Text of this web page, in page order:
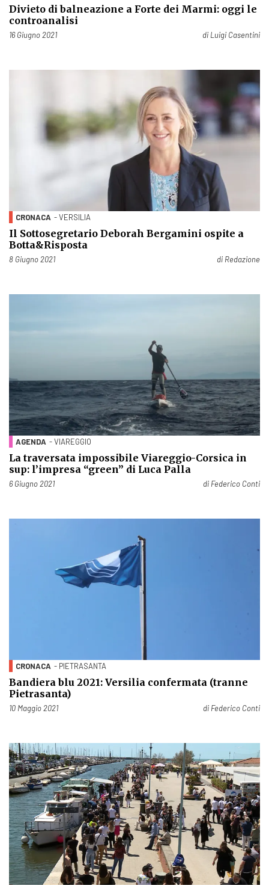
Divieto di balneazione a Forte dei Marmi: oggi le
controanalisi
Pubblicato il
16 Giugno 2021 di Luigi Casentini
CRONACA - VERSILIA
Il Sottosegretario Deborah Bergamini ospite a
Botta&Risposta
Pubblicato il
8 Giugno 2021 di Redazione
AGENDA - VIAREGGIO
La traversata impossibile Viareggio-Corsica in
sup: l’impresa “green” di Luca Palla
Pubblicato il
6 Giugno 2021 di Federico Conti
CRONACA - PIETRASANTA
Bandiera blu 2021: Versilia confermata (tranne
Pietrasanta)
Pubblicato il
10 Maggio 2021 di Federico Conti